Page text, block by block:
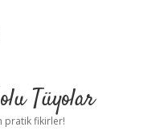
Tüyolar
pratik fikirler!